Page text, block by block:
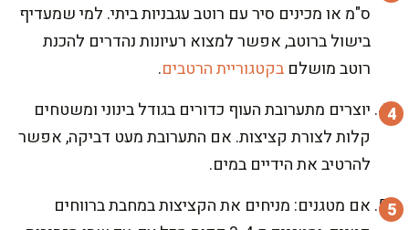
ס"מ או מכינים סיר עם רוטב עגבניות ביתי. למי שמעדיף
בישול ברוטב, אפשר למצוא רעיונות נהדרים להכנת
רוטב מושלם בקטגוריית הרטבים.
יוצרים מתערובת העוף כדורים בגודל בינוני ומשטחים
קלות לצורת קציצות. אם התערובת מעט דביקה, אפשר
להרטיב את הידיים במים.
אם מטגנים: מניחים את הקציצות במחבת ברווחים